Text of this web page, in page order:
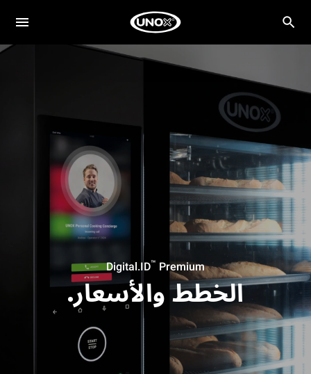
Digital.ID™ Premium
الخطط والأسعار.